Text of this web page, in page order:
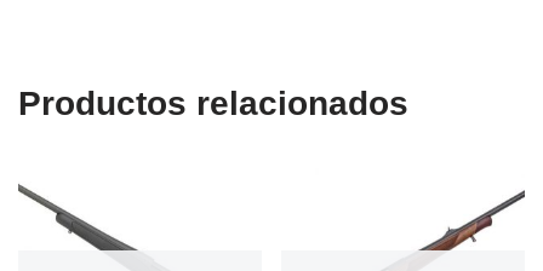
Productos relacionados